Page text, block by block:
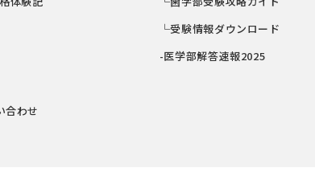
合わせ
└受験情報ダウンロード
-医学部解答速報2025